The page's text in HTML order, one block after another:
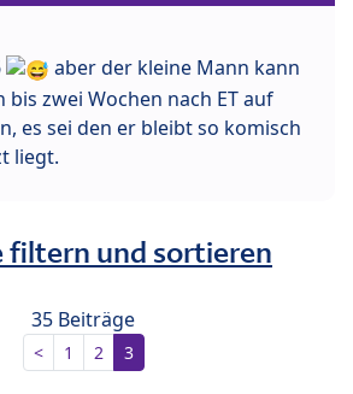
aber der kleine Mann kann
bis zwei Wochen nach ET auf
es sei den er bleibt so komisch
liegt.
filtern und sortieren
35 Beiträge
< 1 2 3